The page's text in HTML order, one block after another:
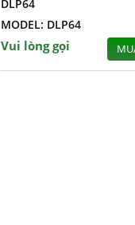
DLP64
MODEL: DLP64
Vui lòng gọi